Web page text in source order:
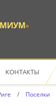
»
КОНТАКТЫ
Поселки